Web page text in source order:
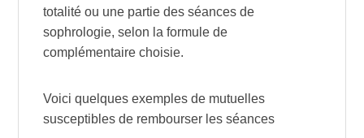
totalité ou une partie des séances de
sophrologie, selon la formule de
complémentaire choisie.
Voici quelques exemples de mutuelles
susceptibles de rembourser les séances